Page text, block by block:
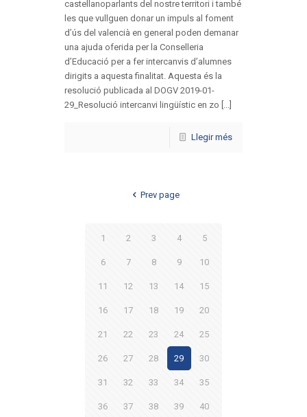
castellanoparlants del nostre territori i també
les que vullguen donar un impuls al foment
d’ús del valencià en general poden demanar
una ajuda oferida per la Conselleria
d’Educació per a fer intercanvis d’alumnes
dirigits a aquesta finalitat. Aquesta és la
resolució publicada al DOGV 2019-01-
29_Resolució intercanvi lingüístic en zo [...]
Llegir més
Prev page
1 2 3 4 5
6 7 8 9 10
11 12 13 14 15
16 17 18 19 20
21 22 23 24 25
26 27 28 29 30
31 32 33 34 35
36 37 38 39 40